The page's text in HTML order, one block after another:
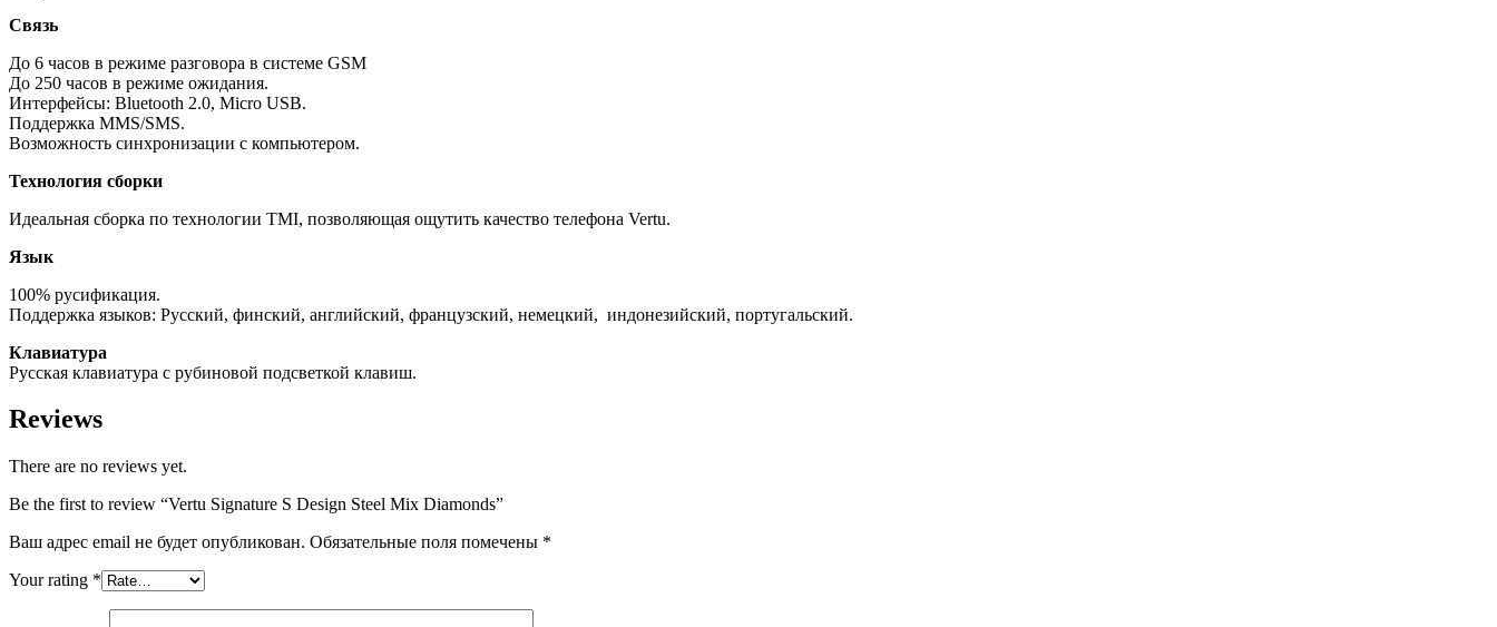
Связь
До 6 часов в режиме разговора в системе GSM
До 250 часов в режиме ожидания.
Интерфейсы: Bluetooth 2.0, Micro USB.
Поддержка MMS/SMS.
Возможность синхронизации с компьютером.
Технология сборки
Идеальная сборка по технологии TMI, позволяющая ощутить качество телефона Vertu.
Язык
100% русификация.
Поддержка языков: Русский, финский, английский, французский, немецкий, индонезийский, португальский.
Клавиатура
Русская клавиатура с рубиновой подсветкой клавиш.
Reviews
There are no reviews yet.
Be the first to review “Vertu Signature S Design Steel Mix Diamonds”
Ваш адрес email не будет опубликован. Обязательные поля помечены *
Your rating *